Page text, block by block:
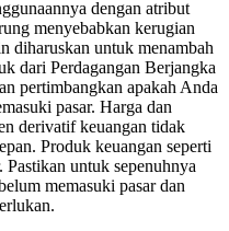
dengan atribut
menyebabkan kerugian
diharuskan untuk menambah
dari Perdagangan Berjangka
pertimbangkan apakah Anda
pasar. Harga dan
derivatif keuangan tidak
Produk keuangan seperti
untuk sepenuhnya
memasuki pasar dan